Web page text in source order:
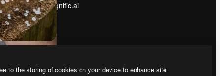
Ищете magnific.ai
to the storing of cookies on your device to enhance site